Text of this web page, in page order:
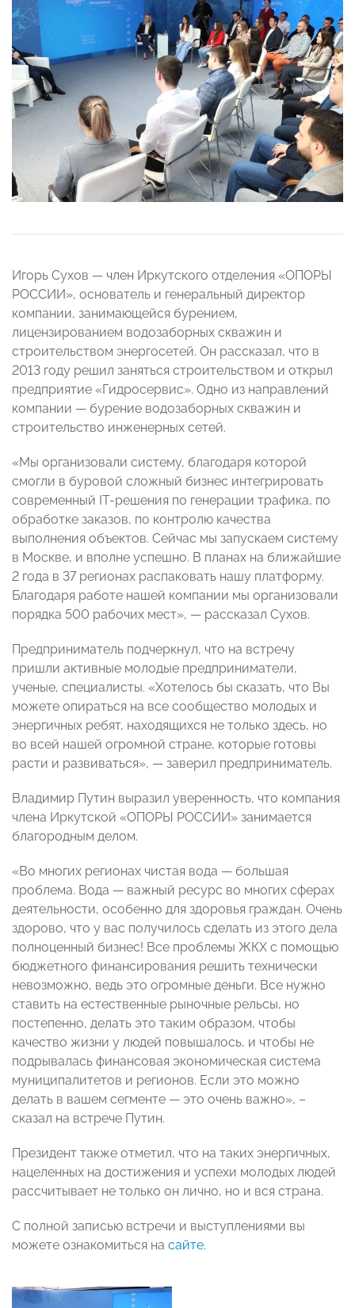
Игорь Сухов — член Иркутского отделения «ОПОРЫ
РОССИИ», основатель и генеральный директор
компании, занимающейся бурением,
лицензированием водозаборных скважин и
строительством энергосетей. Он рассказал, что в
2013 году решил заняться строительством и открыл
предприятие «Гидросервис». Одно из направлений
компании — бурение водозаборных скважин и
строительство инженерных сетей.
«Мы организовали систему, благодаря которой
смогли в буровой сложный бизнес интегрировать
современный IT-решения по генерации трафика, по
обработке заказов, по контролю качества
выполнения объектов. Сейчас мы запускаем систему
в Москве, и вполне успешно. В планах на ближайшие
2 года в 37 регионах распаковать нашу платформу.
Благодаря работе нашей компании мы организовали
порядка 500 рабочих мест», — рассказал Сухов.
Предприниматель подчеркнул, что на встречу
пришли активные молодые предприниматели,
ученые, специалисты. «Хотелось бы сказать, что Вы
можете опираться на все сообщество молодых и
энергичных ребят, находящихся не только здесь, но
во всей нашей огромной стране, которые готовы
расти и развиваться», — заверил предприниматель.
Владимир Путин выразил уверенность, что компания
члена Иркутской «ОПОРЫ РОССИИ» занимается
благородным делом.
«Во многих регионах чистая вода — большая
проблема. Вода — важный ресурс во многих сферах
деятельности, особенно для здоровья граждан. Очень
здорово, что у вас получилось сделать из этого дела
полноценный бизнес! Все проблемы ЖКХ с помощью
бюджетного финансирования решить технически
невозможно, ведь это огромные деньги. Все нужно
ставить на естественные рыночные рельсы, но
постепенно, делать это таким образом, чтобы
качество жизни у людей повышалось, и чтобы не
подрывалась финансовая экономическая система
муниципалитетов и регионов. Если это можно
делать в вашем сегменте — это очень важно», –
сказал на встрече Путин.
Президент также отметил, что на таких энергичных,
нацеленных на достижения и успехи молодых людей
рассчитывает не только он лично, но и вся страна.
С полной записью встречи и выступлениями вы
можете ознакомиться на сайте.